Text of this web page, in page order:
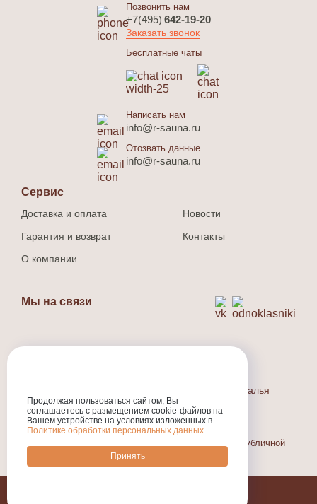
Позвонить нам
+7(495) 642-19-20
Заказать звонок
Бесплатные чаты
Написать нам
info@r-sauna.ru
Отозвать данные
info@r-sauna.ru
Сервис
Доставка и оплата
Гарантия и возврат
О компании
Новости
Контакты
Мы на связи
Индивидуальный предприниматель Людина Наталья
Валерьевна
ИНН:301710573800
ОГРНИП:324774600318231
Информация, размещенная на сайте, не является публичной
Продолжая пользоваться сайтом, Вы
соглашаетесь с размещением cookie-файлов на
Вашем устройстве на условиях изложенных в
Политике обработки персональных данных
Принять